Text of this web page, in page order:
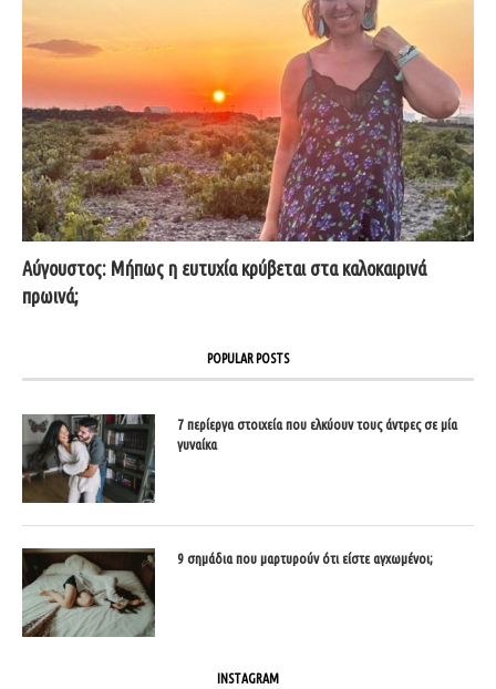
Αύγουστος: Μήπως η ευτυχία κρύβεται στα καλοκαιρινά
πρωινά;
POPULAR POSTS
7 περίεργα στοιχεία που ελκύουν τους άντρες σε μία
γυναίκα
9 σημάδια που μαρτυρούν ότι είστε αγχωμένοι;
INSTAGRAM